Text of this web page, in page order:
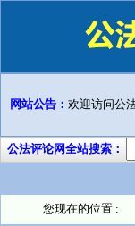
网站公告： 欢迎访问公
公法评论网全站搜索：
您现在的位置 :